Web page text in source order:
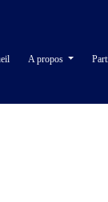
A propos